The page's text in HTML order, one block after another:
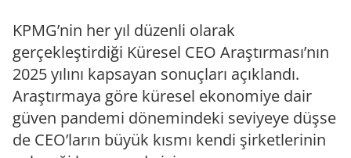
KPMG’nin her yıl düzenli olarak
gerçekleştirdiği Küresel CEO Araştırması’nın
2025 yılını kapsayan sonuçları açıklandı.
Araştırmaya göre küresel ekonomiye dair
güven pandemi dönemindeki seviyeye düşse
de CEO’ların büyük kısmı kendi şirketlerinin